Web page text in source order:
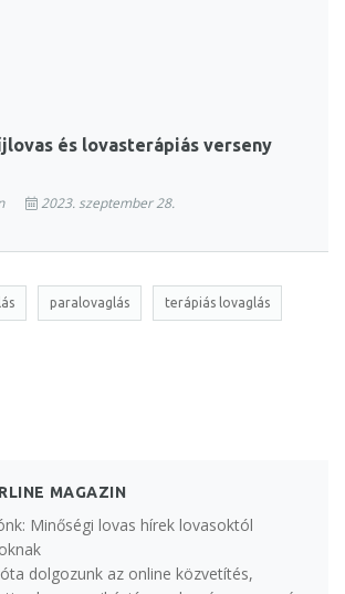
és lovasterápiás verseny
2023. szeptember 28.
paralovaglás terápiás lovaglás
MAGAZIN
Minőségi lovas hírek lovasoktól
dolgozunk az online közvetítés,